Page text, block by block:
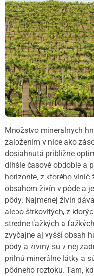
Množstvo minerálnych
založením vinice ako
dosiahnutá približne
dlhšie časové obdobie a
horizonte, z ktorého vinič
obsahom živín v pôde a
pôdy. Najmenej živín
alebo štrkovitých, z
stredne ťažkých a
zvyčajne aj vyšší obsah
pôdy a živiny sú v nej
priľnú minerálne látky a
pôdneho roztoku. Tam,